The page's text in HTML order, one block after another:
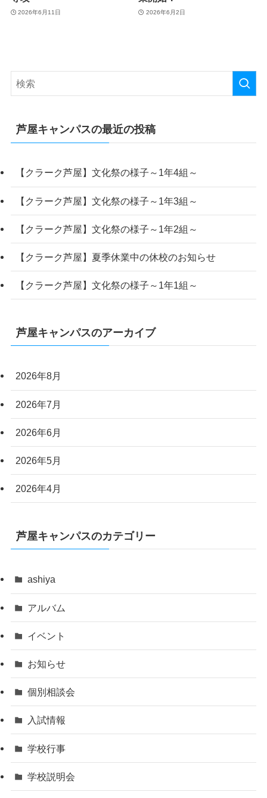
2026年6月11日 2026年6月2日
芦屋キャンパスの最近の投稿
【クラーク芦屋】文化祭の様子～1年4組～
【クラーク芦屋】文化祭の様子～1年3組～
【クラーク芦屋】文化祭の様子～1年2組～
【クラーク芦屋】夏季休業中の休校のお知らせ
【クラーク芦屋】文化祭の様子～1年1組～
芦屋キャンパスのアーカイブ
2026年8月
2026年7月
2026年6月
2026年5月
2026年4月
芦屋キャンパスのカテゴリー
ashiya
アルバム
イベント
お知らせ
個別相談会
入試情報
学校行事
学校説明会